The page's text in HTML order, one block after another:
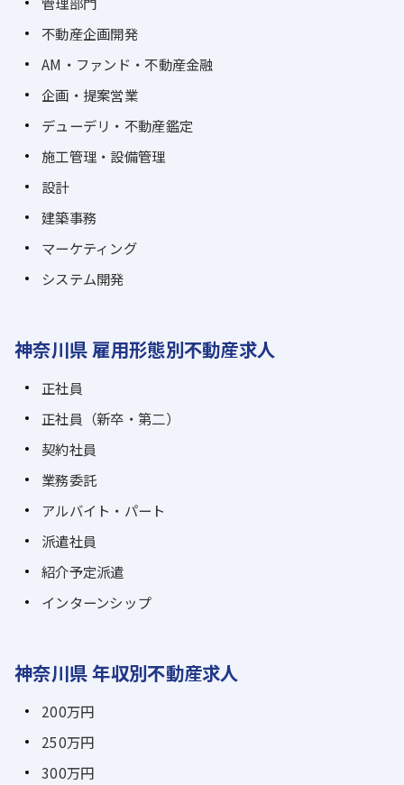
不動産企画開発
AM・ファンド・不動産金融
企画・提案営業
デューデリ・不動産鑑定
施工管理・設備管理
設計
建築事務
マーケティング
システム開発
神奈川県 雇用形態別不動産求人
正社員
正社員（新卒・第二）
契約社員
業務委託
アルバイト・パート
派遣社員
紹介予定派遣
インターンシップ
神奈川県 年収別不動産求人
200万円
250万円
300万円